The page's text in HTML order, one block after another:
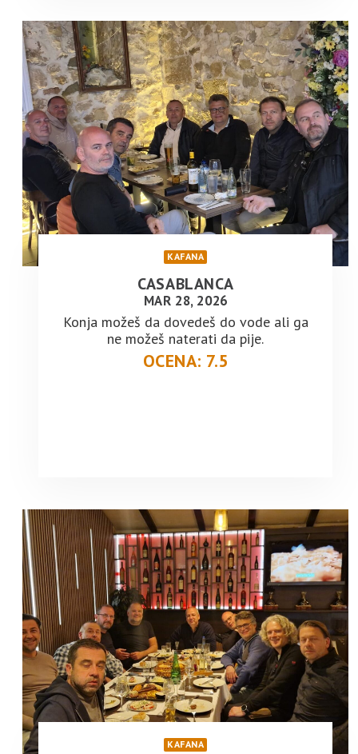
KAFANA
CASABLANCA
MAR 28, 2026
Konja možeš da dovedeš do vode ali ga
ne možeš naterati da pije.
OCENA: 7.5
KAFANA